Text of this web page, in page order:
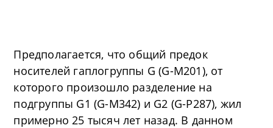
Предполагается, что общий предок
носителей гаплогруппы G (G-M201), от
которого произошло разделение на
подгруппы G1 (G-M342) и G2 (G-P287), жил
примерно 25 тысяч лет назад. В данном